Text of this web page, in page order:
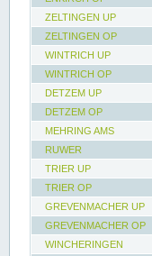
ZELTINGEN UP
ZELTINGEN OP
WINTRICH UP
WINTRICH OP
DETZEM UP
DETZEM OP
MEHRING AMS
RUWER
TRIER UP
TRIER OP
GREVENMACHER UP
GREVENMACHER OP
WINCHERINGEN